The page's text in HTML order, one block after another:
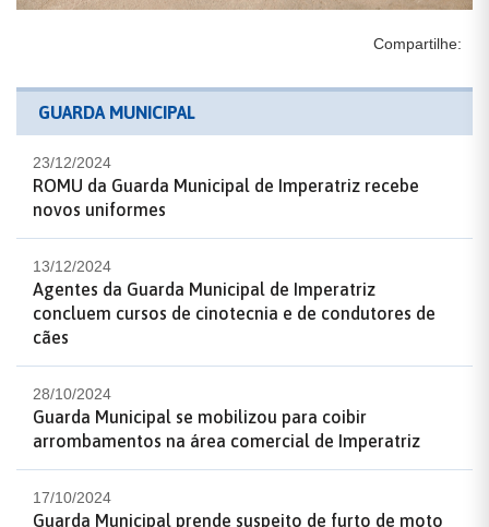
Compartilhe:
GUARDA MUNICIPAL
23/12/2024
ROMU da Guarda Municipal de Imperatriz recebe
novos uniformes
13/12/2024
Agentes da Guarda Municipal de Imperatriz
concluem cursos de cinotecnia e de condutores de
cães
28/10/2024
Guarda Municipal se mobilizou para coibir
arrombamentos na área comercial de Imperatriz
17/10/2024
Guarda Municipal prende suspeito de furto de moto